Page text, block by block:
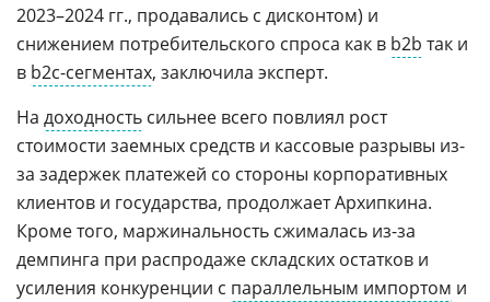
2023–2024 гг., продавались с дисконтом) и
снижением потребительского спроса как в b2b так и
в b2c-сегментах, заключила эксперт.
На доходность сильнее всего повлиял рост
стоимости заемных средств и кассовые разрывы из-
за задержек платежей со стороны корпоративных
клиентов и государства, продолжает Архипкина.
Кроме того, маржинальность сжималась из-за
демпинга при распродаже складских остатков и
усиления конкуренции с параллельным импортом и